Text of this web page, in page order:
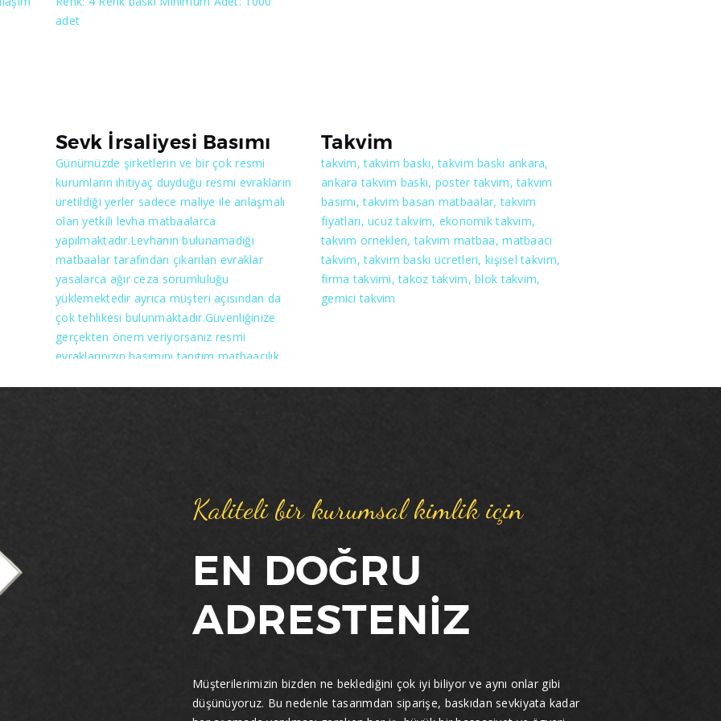
adet
Sevk İrsaliyesi Basımı
Günümüzde şirketlerin ve bir çok resmi
kurumların ihitiyaç duyduğu resmi evrakların
üretildiği yerler sadece maliye ile anlaşmalı
olan yetkili levha matbaalarca
yapılmaktadır.Levhanın bulunamadığı
matbaalar tarafından çıkarılan evraklar
yasalarca ağır ceza sorumluluğu
yüklemektedir ayrıca müşteri açısından da
çok tehlikesi bulunmaktadır.Güvenliğinize
gerçekten önem veriyorsanız resmi
evraklarınızın basımını tanıtım matbaacılık
beraber matbaalar’dan belli bir miktarda
matbaacılar odası tarafından verilen
yeterlilik belgesi ile birlikte maliye anlaşmalı
matbaaya evrak basımına izin verir. Sevk
İrsaliyesi, yaptıran ve yapan kişilere çok ciddi
matbaalar arasında yer almaktayız.
Takvim
takvim, takvim baskı, takvim baskı ankara,
ankara takvim baskı, poster takvim, takvim
basımı, takvim basan matbaalar, takvim
fiyatları, ucuz takvim, ekonomik takvim,
takvim örnekleri, takvim matbaa, matbaacı
takvim, takvim baskı ücretleri, kişisel takvim,
firma takvimi, takoz takvim, blok takvim,
gemici takvim
Kaliteli bir kurumsal kimlik için
EN DOĞRU
ADRESTENİZ
Müşterilerimizin bizden ne beklediğini çok iyi biliyor ve aynı onlar gibi
düşünüyoruz. Bu nedenle tasarımdan siparişe, baskıdan sevkiyata kadar